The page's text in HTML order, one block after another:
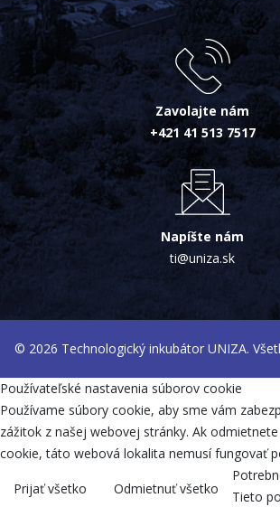
Zavolajte nám
+421 41 513 7517
Napíšte nám
ti@uniza.sk
© 2026 Technologický inkubátor UNIZA.
Používateľské nastavenia súborov cookie
Používame súbory cookie, aby sme vám
zážitok z našej webovej stránky. Ak
cookie, táto webová lokalita nemusí fungovať
Prijať všetko Odmietnuť všetko
Tieto